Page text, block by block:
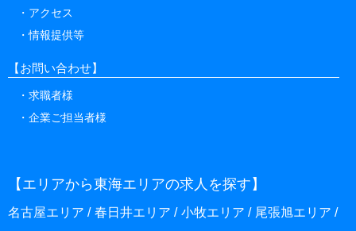
情報提供等
【お問い合わせ】
求職者様
企業ご担当者様
【エリアから東海エリアの求人を探す】
名古屋エリア 春日井エリア 小牧エリア 尾張旭エリア